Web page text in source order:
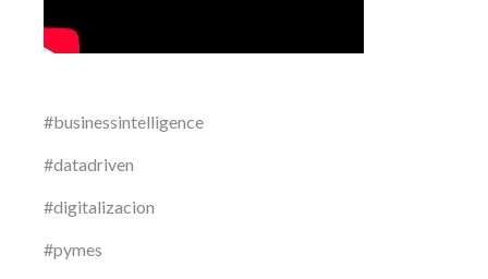
#businessintelligence
#datadriven
#digitalizacion
#pymes